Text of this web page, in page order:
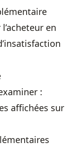
en
:
affichées sur